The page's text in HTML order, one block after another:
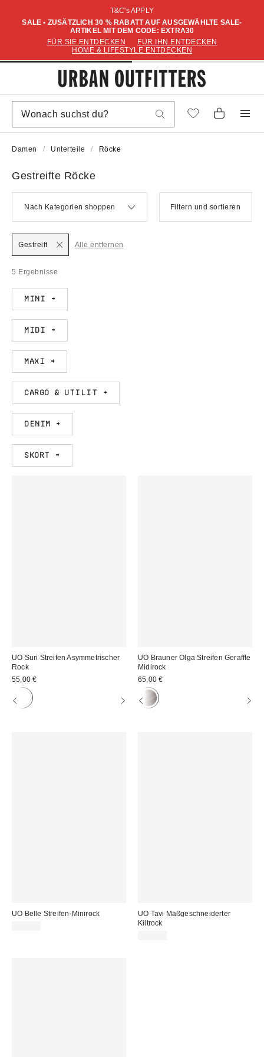
T&C's APPLY
SALE • ZUSÄTZLICH 30 % RABATT AUF AUSGEWÄHLTE SALE-
ARTIKEL MIT DEM CODE: EXTRA30
FÜR SIE ENTDECKEN
FÜR IHN ENTDECKEN
HOME & LIFESTYLE ENTDECKEN
Damen Unterteile Röcke
Gestreifte Röcke
Nach Kategorien shoppen Filtern und sortieren
5 Ergebnisse
Gestreift Alle entfernen
Mini →
Midi →
Maxi →
Cargo & Utilit →
Denim →
Skort →
UO Suri Streifen Asymmetrischer
Rock
55,00 €
UO Brauner Olga Streifen Geraffte
Midirock
65,00 €
UO Belle Streifen-Minirock
UO Tavi Maßgeschneiderter
Kiltrock